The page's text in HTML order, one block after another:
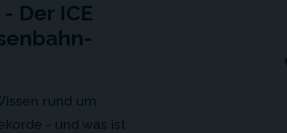
Der ICE
rund um
- und was ist